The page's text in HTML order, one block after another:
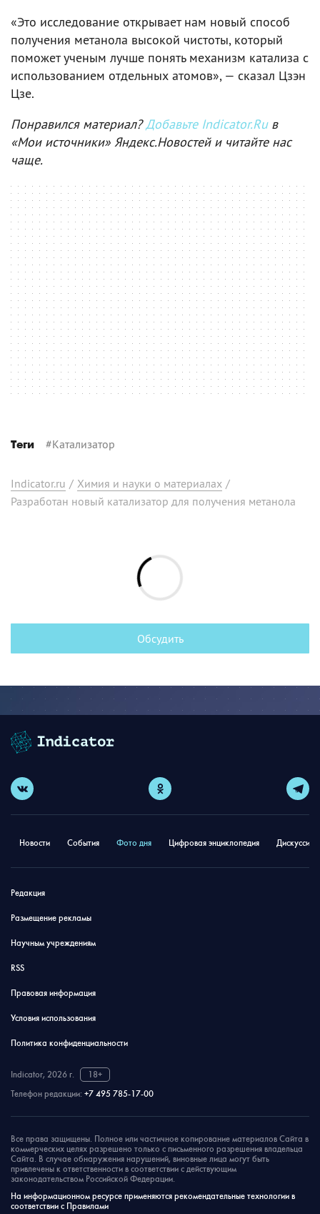
«Это исследование открывает нам новый способ
получения метанола высокой чистоты, который
поможет ученым лучше понять механизм катализа с
использованием отдельных атомов», — сказал Цзэн
Цзе.
Понравился материал?Добавьте Indicator.Ruв
«Мои источники» Яндекс.Новостей и читайте нас
чаще.
Теги #Катализатор
Indicator.ru / Химия и науки о материалах /
Разработан новый катализатор для получения метанола
Обсудить
Новости События Фото дня Цифровая энциклопедия
Редакция
Размещение рекламы
Научным учреждениям
RSS
Правовая информация
Условия использования
Политика конфиденциальности
Indicator, 2026 г.
18+
Телефон редакции: +7 495 785-17-00
Все права защищены. Полное или частичное копирование материалов Сайта в
коммерческих целях разрешено только с письменного разрешения владельца
Сайта. В случае обнаружения нарушений, виновные лица могут быть
привлечены к ответственности в соответствии с действующим
законодательством Российской Федерации.
На информационном ресурсе применяются рекомендательные технологии в
соответствии с Правилами